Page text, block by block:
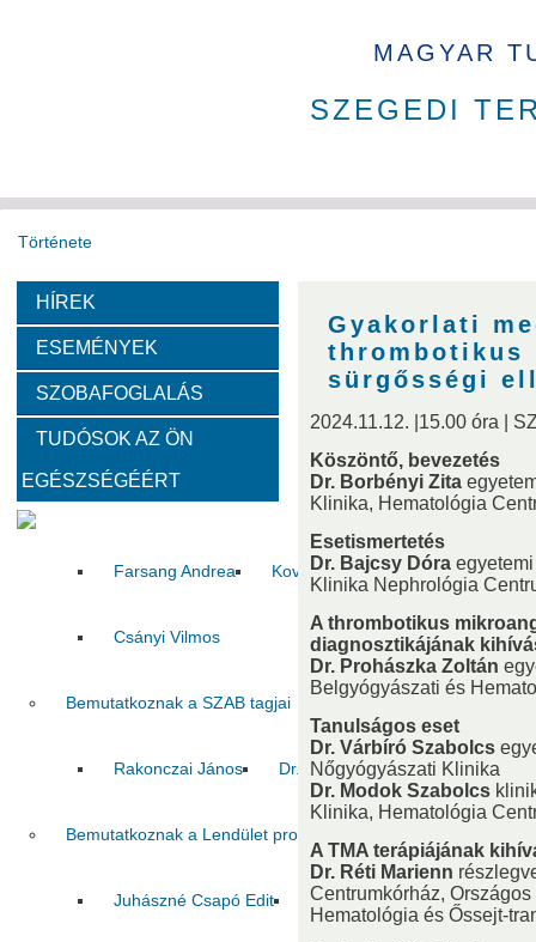
MAGYAR
SZEGEDI
Története
Székház
Fotók a székházról
Bemutatkoznak a SZAB akadémikusai
Kemény Lajos Hohmann Judit Gyimóthy Tibor
Farsang Andrea Kovács Zoltán Pál Csaba
Csányi Vilmos
Bemutatkoznak a SZAB tagjai
Rakonczai János Dr. Pálfi György Jelasity Márk
Bemutatkoznak a Lendület program nyertesei
Juhászné Csapó Edit Tóth Szilvia Tombácz
HÍREK
ESEMÉNYEK
SZOBAFOGLALÁS
TUDÓSOK AZ ÖN
EGÉSZSÉGÉÉRT
Gyakorlati
thrombotikus
sürgősségi
2024.11.12. |15.00 óra |
Köszöntő, bevezetés
Dr. Borbényi Zita
Klinika, Hematológia
Esetismertetés
Dr. Bajcsy Dóra
Klinika Nephrológia
A thrombotikus
diagnosztikájának
Dr. Prohászka Zoltán
Belgyógyászati és
Tanulságos eset
Dr. Várbíró Szabolcs
Nőgyógyászati Klinika
Dr. Modok Szabolcs
Klinika, Hematológia
A TMA terápiájának
Dr. Réti Marienn
Centrumkórház,
Hematológia és Őssejt-